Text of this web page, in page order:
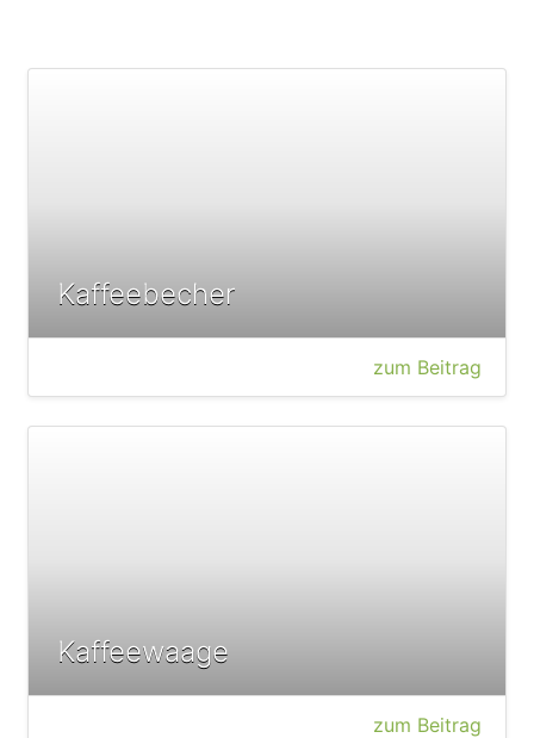
Kaffeebecher
zum Beitrag
Kaffeewaage
zum Beitrag